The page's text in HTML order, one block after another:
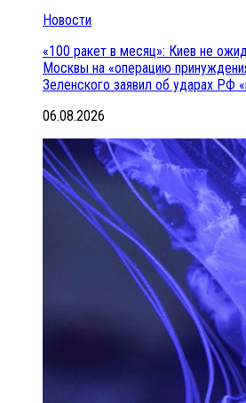
Новости
«100 ракет в месяц»: Киев не
Москвы на «операцию
Зеленского заявил об ударах РФ
06.08.2026